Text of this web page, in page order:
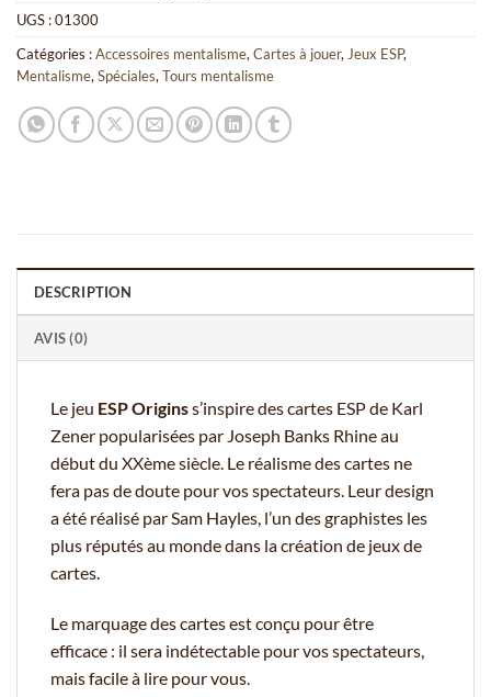
UGS :01300
Catégories :Accessoires mentalisme, Cartes à jouer, Jeux ESP,
Mentalisme, Spéciales, Tours mentalisme
DESCRIPTION
AVIS (0)
Le jeu ESP Originss’inspire des cartes ESP de Karl
Zener popularisées par Joseph Banks Rhine au
début du XXème siècle. Le réalisme des cartes ne
fera pas de doute pour vos spectateurs. Leur design
a été réalisé par Sam Hayles, l’un des graphistes les
plus réputés au monde dans la création de jeux de
cartes.
Le marquage des cartes est conçu pour être
efficace : il sera indétectable pour vos spectateurs,
mais facile à lire pour vous.